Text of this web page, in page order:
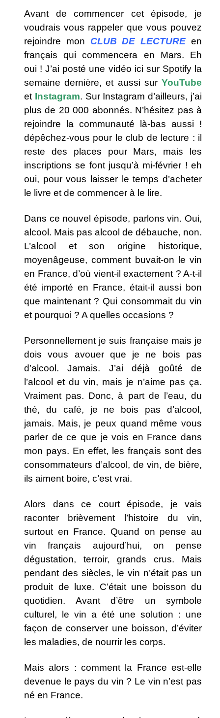
Avant de commencer cet épisode, je
voudrais vous rappeler que vous pouvez
rejoindre mon CLUB DE LECTUREen
français qui commencera en Mars. Eh
oui ! J’ai posté une vidéo ici sur Spotify la
semaine dernière, et aussi sur YouTube
et Instagram. Sur Instagram d’ailleurs, j’ai
plus de 20 000 abonnés. N’hésitez pas à
rejoindre la communauté là-bas aussi !
dépêchez-vous pour le club de lecture : il
reste des places pour Mars, mais les
inscriptions se font jusqu’à mi-février ! eh
oui, pour vous laisser le temps d’acheter
le livre et de commencer à le lire.
Dans ce nouvel épisode, parlons vin. Oui,
alcool. Mais pas alcool de débauche, non.
L’alcool et son origine historique,
moyenâgeuse, comment buvait-on le vin
en France, d’où vient-il exactement ? A-t-il
été importé en France, était-il aussi bon
que maintenant ? Qui consommait du vin
et pourquoi ? A quelles occasions ?
Personnellement je suis française mais je
dois vous avouer que je ne bois pas
d’alcool. Jamais. J’ai déjà goûté de
l’alcool et du vin, mais je n’aime pas ça.
Vraiment pas. Donc, à part de l’eau, du
thé, du café, je ne bois pas d’alcool,
jamais. Mais, je peux quand même vous
parler de ce que je vois en France dans
mon pays. En effet, les français sont des
consommateurs d’alcool, de vin, de bière,
ils aiment boire, c’est vrai.
Alors dans ce court épisode, je vais
raconter brièvement l’histoire du vin,
surtout en France. Quand on pense au
vin français aujourd’hui, on pense
dégustation, terroir, grands crus. Mais
pendant des siècles, le vin n’était pas un
produit de luxe. C’était une boisson du
quotidien. Avant d’être un symbole
culturel, le vin a été une solution : une
façon de conserver une boisson, d’éviter
les maladies, de nourrir les corps.
Mais alors : comment la France est-elle
devenue le pays du vin ? Le vin n’est pas
né en France.